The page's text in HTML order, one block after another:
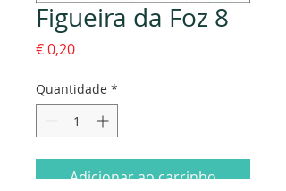
Figueira da Foz 8
€ 0,20Preço
Quantidade *
Adicionar ao carrinho